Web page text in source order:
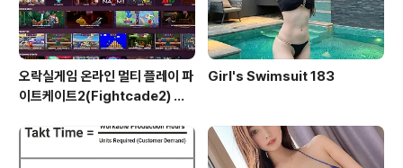
오락실게임 온라인 멀티 플레이 파
이트케이트2(Fightcade2) 설
Girl's Swimsuit 183